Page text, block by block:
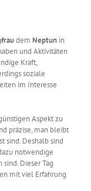
dem Neptun in
und Aktivitäten
Kraft,
soziale
im Interesse
Aspekt zu
präzise, man bleibt
sind. Deshalb sind
notwendige
Dieser Tag
mit viel Erfahrung